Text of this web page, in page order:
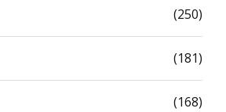
(250)
(181)
(168)